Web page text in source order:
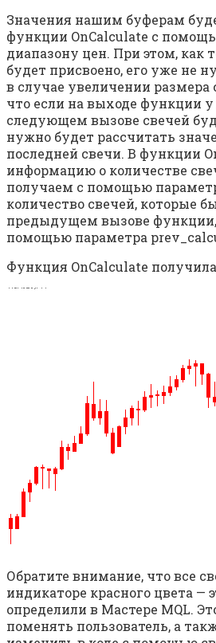
Значения нашим буферам
функции OnCalculate с
диапазону цен. При этом, как
будет присвоено, его уже не
в случае увеличении размера
что если на выходе функции у
следующем вызове свечей
нужно будет рассчитать
последней свечи. В функции
информацию о количестве
получаем с помощью
количество свечей, которые
предыдущем вызове
помощью параметра
Функция OnCalculate
Обратите внимание, что все
индикаторе красного цвета —
определили в Мастере MQL.
поменять пользователь, а